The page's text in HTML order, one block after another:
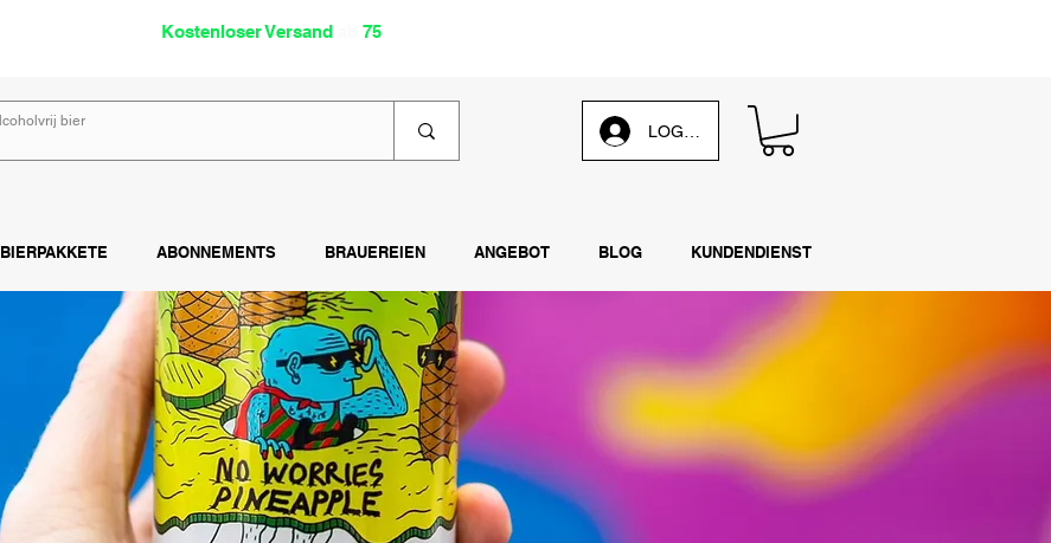
Kostenloser Versand 75
LOG IN
BIERPAKKETE ABONNEMENTS BRAUEREIEN ANGEBOT BLOG KUNDENDIENST